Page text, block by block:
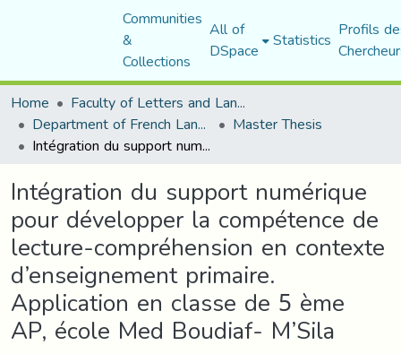
Communities
&
Collections
All of
DSpace Statistics Profils
Home
Faculty of Letters and Languages
Department of French Language and Literature Master Thesis
Intégration du support numérique pour développer la compétence de lecture-compréhension en contexte d’enseignement primaire. Application en classe de 5 ème AP, école Med Boudiaf- M’Sila
Intégration du support numérique
pour développer la compétence de
lecture-compréhension en contexte
d’enseignement primaire.
Application en classe de 5 ème
AP, école Med Boudiaf- M’Sila